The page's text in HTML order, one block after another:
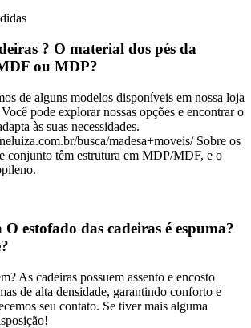
? O material dos pés da
ou MDP?
de alguns modelos disponíveis em nossa loja
pode explorar nossas opções e encontrar o
às suas necessidades.
busca/madesa+moveis/ Sobre os
conjunto têm estrutura em MDP/MDF, e o
estofado das cadeiras é espuma?
As cadeiras possuem assento e encosto
de alta densidade, garantindo conforto e
seu contato. Se tiver mais alguma